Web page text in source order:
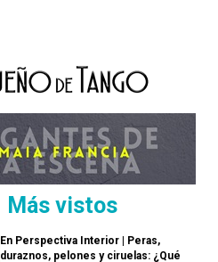
Más vistos
En Perspectiva Interior | Peras,
duraznos, pelones y ciruelas: ¿Qué